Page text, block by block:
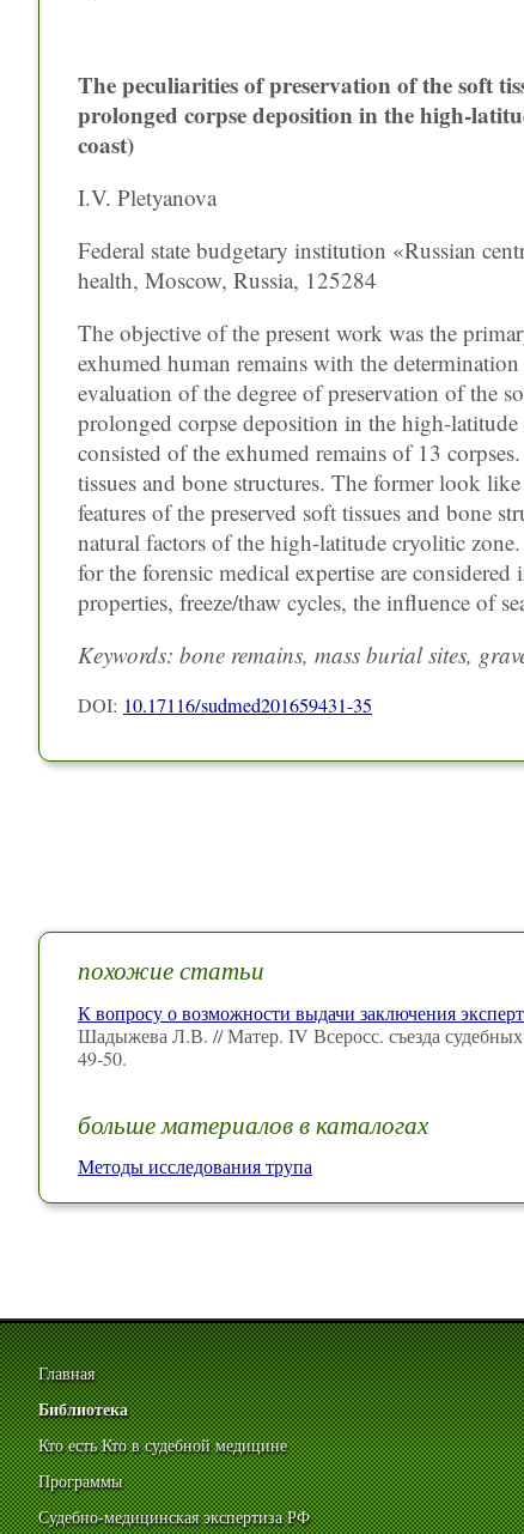
The peculiarities of preservation of the soft
prolonged corpse deposition in the high-
coast)
I.V. Pletyanova
Federal state budgetary institution «Russian
health, Moscow, Russia, 125284
The objective of the present work was the
exhumed human remains with the
evaluation of the degree of preservation of the
prolonged corpse deposition in the high-
consisted of the exhumed remains of 13
tissues and bone structures. The former look
features of the preserved soft tissues and bone
natural factors of the high-latitude cryolitic
for the forensic medical expertise are
properties, freeze/thaw cycles, the influence of
Keywords: bone remains, mass burial sites,
DOI: 10.17116/sudmed201659431-35
похожие статьи
К вопросу о возможности выдачи заключения
Шадыжева Л.В. // Матер. IV Всеросс. съезда
49-50.
больше материалов в каталогах
Методы исследования трупа
Главная
Библиотека
Кто есть Кто в судебной медицине
Программы
Судебно-медицинская экспертиза РФ